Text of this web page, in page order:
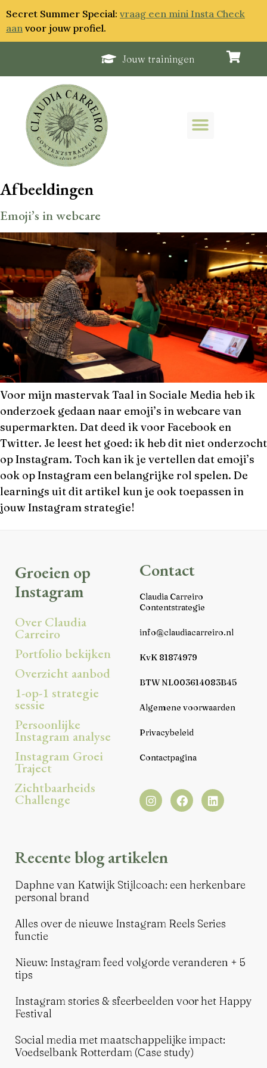
Secret Summer Special: vraag een mini Insta Check
aan voor jouw profiel.
Jouw trainingen
Afbeeldingen
Emoji’s in webcare
Voor mijn mastervak Taal in Sociale Media heb ik
onderzoek gedaan naar emoji’s in webcare van
supermarkten. Dat deed ik voor Facebook en
Twitter. Je leest het goed: ik heb dit niet onderzocht
op Instagram. Toch kan ik je vertellen dat emoji’s
ook op Instagram een belangrijke rol spelen. De
learnings uit dit artikel kun je ook toepassen in
jouw Instagram strategie!
Groeien op
Instagram
Over Claudia
Carreiro
Portfolio bekijken
Overzicht aanbod
1-op-1 strategie
sessie
Persoonlijke
Instagram analyse
Instagram Groei
Traject
Zichtbaarheids
Challenge
Contact
Claudia Carreiro
Contentstrategie
info@claudiacarreiro.nl
KvK 81874979
BTW NL003614083B45
Algemene voorwaarden
Privacybeleid
Contactpagina
Recente blog artikelen
Daphne van Katwijk Stijlcoach: een herkenbare
personal brand
Alles over de nieuwe Instagram Reels Series
functie
Nieuw: Instagram feed volgorde veranderen + 5
tips
Instagram stories & sfeerbeelden voor het Happy
Festival
Social media met maatschappelijke impact:
Voedselbank Rotterdam (Case study)